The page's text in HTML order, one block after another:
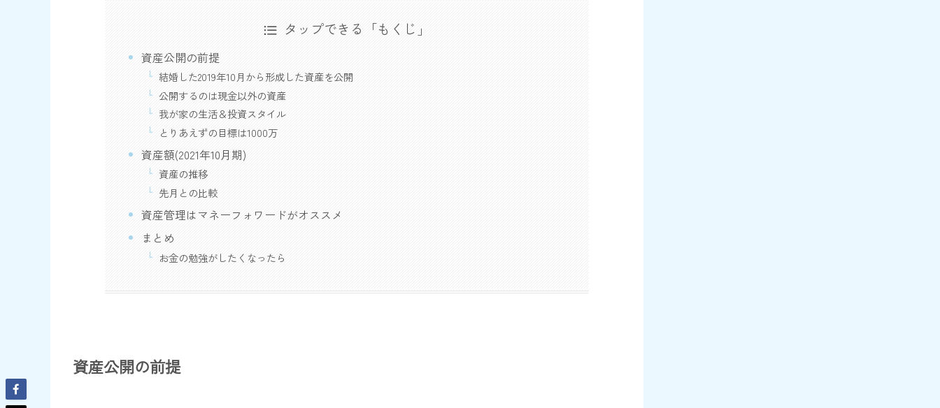
タップできる「もくじ」
資産公開の前提
結婚した2019年10月から形成した資産を公開
公開するのは現金以外の資産
我が家の生活＆投資スタイル
とりあえずの目標は1000万
資産額(2021年10月期)
資産の推移
先月との比較
資産管理はマネーフォワードがオススメ
まとめ
お金の勉強がしたくなったら
資産公開の前提